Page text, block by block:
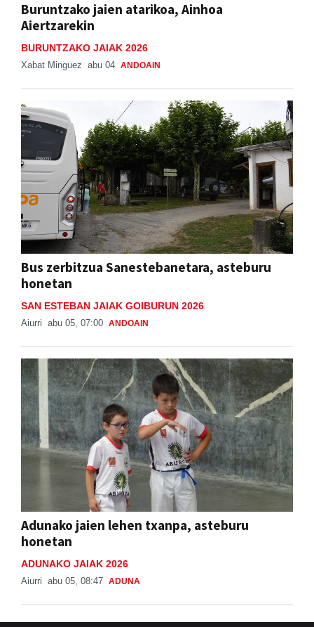
Buruntzako jaien atarikoa, Ainhoa
Aiertzarekin
BURUNTZAKO JAIAK 2026
Xabat Minguez abu 04 ANDOAIN
Bus zerbitzua Sanestebanetara, asteburu
honetan
SAN ESTEBAN JAIAK GOIBURUN 2026
Aiurri abu 05, 07:00 ANDOAIN
Adunako jaien lehen txanpa, asteburu
honetan
ADUNAKO JAIAK 2026
Aiurri abu 05, 08:47 ADUNA